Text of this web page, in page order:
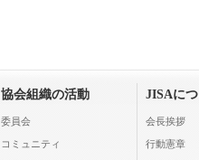
協会組織の活動
委員会
コミュニティ
JISAに
会長挨拶
行動憲章